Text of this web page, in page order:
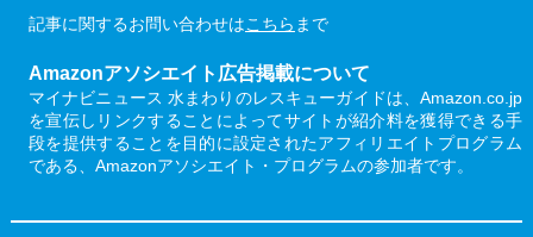
記事に関するお問い合わせはこちら まで
Amazonアソシエイト広告掲載について
マイナビニュース 水まわりのレスキューガイドは、Amazon.co.jp
を宣伝しリンクすることによってサイトが紹介料を獲得できる手
段を提供することを目的に設定されたアフィリエイトプログラム
である、Amazonアソシエイト・プログラムの参加者です。